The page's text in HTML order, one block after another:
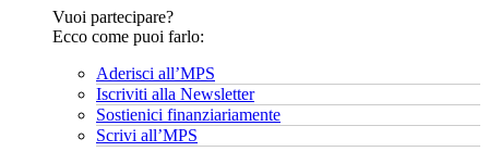
Vuoi partecipare?
Ecco come puoi farlo:
Aderisci all’MPS
Iscriviti alla Newsletter
Sostienici finanziariamente
Scrivi all’MPS